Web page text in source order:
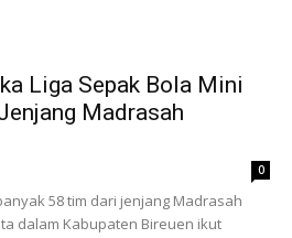
Liga Sepak Bola Mini
Madrasah
0
58 tim dari jenjang Madrasah
dalam Kabupaten Bireuen ikut